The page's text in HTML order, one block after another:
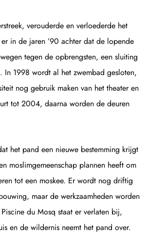
verouderde en verloederde het
in de jaren ’90 achter dat de lopende
tegen de opbrengsten, een sluiting
In 1998 wordt al het zwembad gesloten,
nog gebruik maken van het theater en
tot 2004, daarna worden de deuren
het pand een nieuwe bestemming krijgt
moslimgemeenschap plannen heeft om
tot een moskee. Er wordt nog driftig
maar de werkzaamheden worden
du Mosq staat er verlaten bij,
en de wildernis neemt het pand over.